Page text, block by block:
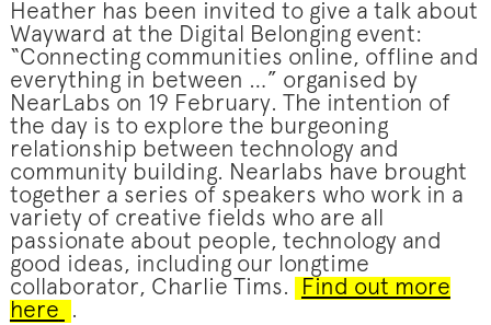
Heather has been invited to give a talk about
Wayward at the Digital Belonging event:
“Connecting communities online, offline and
everything in between …” organised by
NearLabs on 19 February.
The intention of
the day is to explore the burgeoning
relationship between technology and
community building. Nearlabs have brought
together a series of speakers who work in a
variety of creative fields who are all
passionate about people, technology and
good ideas, including our longtime
collaborator, Charlie Tims.
Find out more
here
.